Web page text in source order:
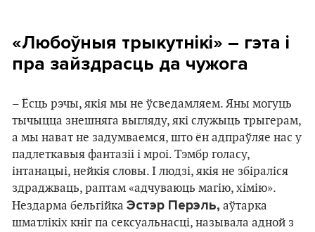
«Любоўныя трыкутнікі» – гэта і
пра зайздрасць да чужога
– Ёсць рэчы, якія мы не ўсведамляем. Яны могуць
тычыцца знешняга выгляду, які служыць трыгерам,
а мы нават не задумваемся, што ён адпраўляе нас у
падлеткавыя фантазіі і мроі. Тэмбр голасу,
інтанацыі, нейкія словы. І людзі, якія не збіраліся
здраджваць, раптам «адчуваюць магію, хімію».
Нездарма бельгійка Эстэр Перэль, аўтарка
шматлікіх кніг па сексуальнасці, называла адной з